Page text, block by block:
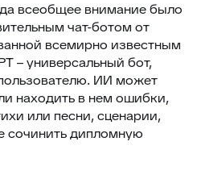
всеобщее внимание было
чат-ботом от
всемирно известным
– универсальный бот,
ИИ может
находить в нем ошибки,
или песни, сценарии,
сочинить дипломную